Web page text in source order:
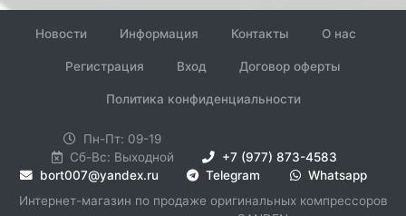
Новости Информация Контакты О нас
Регистрация Вход Договор оферты
Политика конфиденциальности
Пн-Пт: 09-19
Сб-Вс: Выходной
+7 (977) 873-4583
bort007@yandex.ru
Telegram
Whatsapp
Интернет-магазин по продаже оригинальных компрессоров